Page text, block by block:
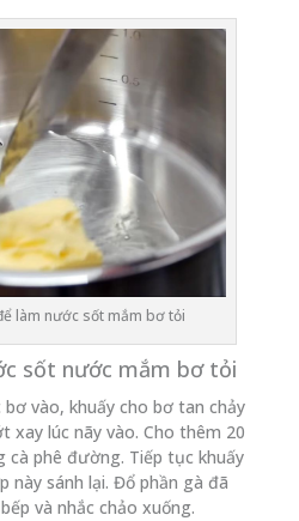
làm nước sốt mắm bơ tỏi
sốt nước mắm bơ tỏi
vào, khuấy cho bơ tan chảy
xay lúc nãy vào. Cho thêm 20
cà phê đường. Tiếp tục khuấy
này sánh lại. Đổ phần gà đã
và nhắc chảo xuống.